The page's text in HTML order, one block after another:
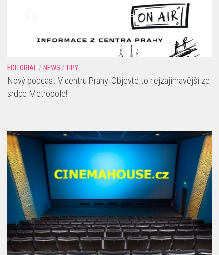
EDITORIAL/ NEWS / TIPY
Nový podcast V centru Prahy: Objevte to nejzajímavější ze
srdce Metropole!